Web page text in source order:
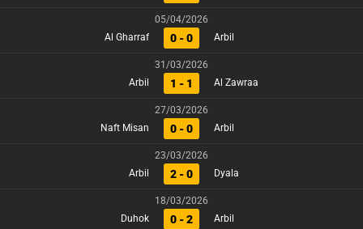
05/04/2026
Al Gharraf
0 - 0 Arbil
31/03/2026
Arbil
1 - 1 Al Zawraa
27/03/2026
Naft Misan
0 - 0 Arbil
23/03/2026
Arbil
2 - 0 Dyala
18/03/2026
Duhok
0 - 2 Arbil